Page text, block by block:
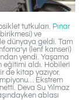
tutkuları. Pınar
ve
dünyaya geldi. Tam
(lenf kanseri)
yendi. Yaşama
eğitimi aldı. Hobileri
de kitap yazıyor.
Ekstrem
Deva Su Yılmaz
ablası